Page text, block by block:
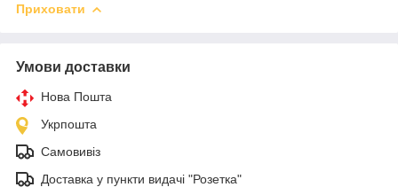
Приховати
Умови доставки
Нова Пошта
Укрпошта
Самовивіз
Доставка у пункти видачі "Розетка"